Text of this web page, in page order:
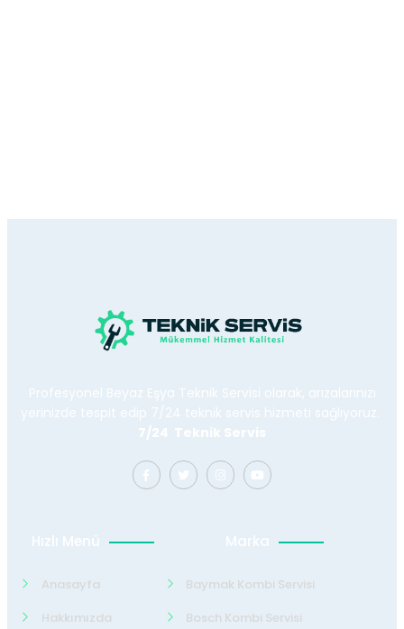
Profesyonel Beyaz Eşya Teknik Servisi olarak, arızalarınızı
yerinizde tespit edip 7/24 teknik servis hizmeti sağlıyoruz.
7/24 Teknik Servis
Hızlı Menü
Anasayfa
Hakkımızda
Marka
Baymak Kombi Servisi
Bosch Kombi Servisi